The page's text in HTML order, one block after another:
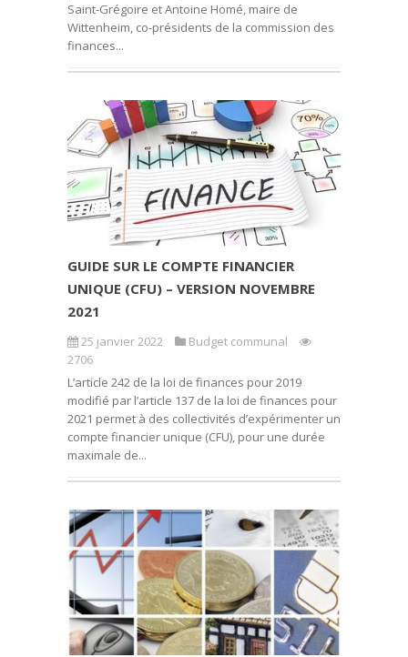
Saint-Grégoire et Antoine Homé, maire de
Wittenheim, co-présidents de la commission des
finances...
GUIDE SUR LE COMPTE FINANCIER
UNIQUE (CFU) – VERSION NOVEMBRE
2021
25 janvier 2022
Budget communal
2706
L’article 242 de la loi de finances pour 2019
modifié par l’article 137 de la loi de finances pour
2021 permet à des collectivités d’expérimenter un
compte financier unique (CFU), pour une durée
maximale de...